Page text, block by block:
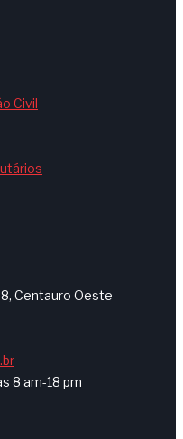
Civil
Centauro Oeste -
8 am-18 pm